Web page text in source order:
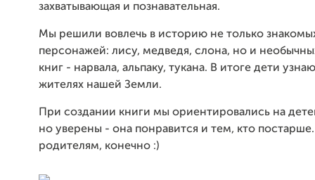
захватывающая и познавательная.
Мы решили вовлечь в историю не только
персонажей: лису, медведя, слона, но и
книг - нарвала, альпаку, тукана. В итоге дети
жителях нашей Земли.
При создании книги мы ориентировались на
но уверены - она понравится и тем, кто
родителям, конечно :)